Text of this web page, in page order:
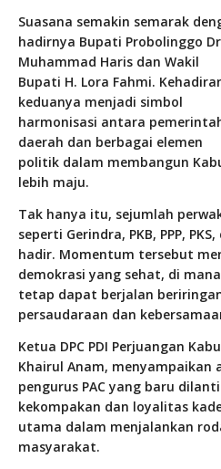
Suasana semakin semarak
hadirnya Bupati Probolinggo
Muhammad Haris dan Wakil
Bupati H. Lora Fahmi.
keduanya menjadi simbol
harmonisasi antara
daerah dan berbagai elemen
politik dalam membangun
lebih maju.
Tak hanya itu, sejumlah
seperti Gerindra, PKB, PPP,
hadir. Momentum tersebut
demokrasi yang sehat, di
tetap dapat berjalan
persaudaraan dan
Ketua DPC PDI Perjuangan
Khairul Anam, menyampaikan
pengurus PAC yang baru
kekompakan dan loyalitas
utama dalam menjalankan
masyarakat.